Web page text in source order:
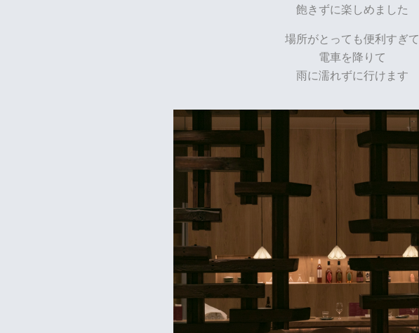
飽きずに楽しめました
場所がとっても便利すぎて
電車を降りて
雨に濡れずに行けます